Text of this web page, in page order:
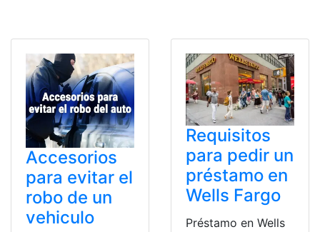
Accesorios
para evitar el
robo de un
vehiculo
Requisitos
para pedir un
préstamo en
Wells Fargo
Préstamo en Wells